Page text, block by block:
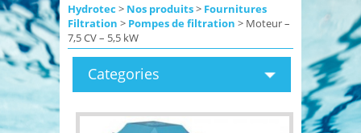
Hydrotec > Nos produits> Fournitures
Filtration > Pompes de filtration > Moteur –
7,5 CV – 5,5 kW
Categories